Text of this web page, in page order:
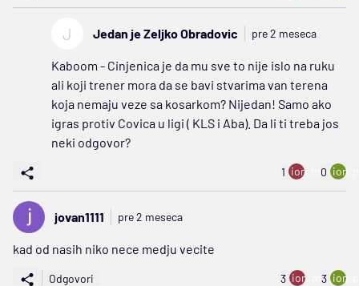
J Jedan je Zeljko Obradovic pre 2 meseca
Kaboom - Cinjenica je da mu sve to nije islo na ruku
ali koji trener mora da se bavi stvarima van terena
koja nemaju veze sa kosarkom? Nijedan! Samo ako
igras protiv Covica u ligi ( KLS i Aba). Da li ti treba jos
neki odgovor?
1 ion:minus
0
jovan1111 pre 2 meseca
kad od nasih niko nece medju vecite
Odgovori 3 ion:minus
3